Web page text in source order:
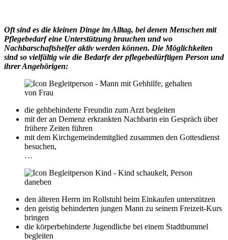
Oft sind es die kleinen Dinge im Alltag, bei denen Menschen mit
Pflegebedarf eine Unterstützung brauchen und wo
Nachbarschaftshelfer aktiv werden können. Die Möglichkeiten
sind so vielfältig wie die Bedarfe der pflegebedürftigen Person und
ihrer Angehörigen:
die gehbehinderte Freundin zum Arzt begleiten
mit der an Demenz erkrankten Nachbarin ein Gespräch über
frühere Zeiten führen
mit dem Kirchgemeindemitglied zusammen den Gottesdienst
besuchen,
…
den älteren Herrn im Rollstuhl beim Einkaufen unterstützen
den geistig behinderten jungen Mann zu seinem Freizeit-Kurs
bringen
die körperbehinderte Jugendliche bei einem Stadtbummel
begleiten